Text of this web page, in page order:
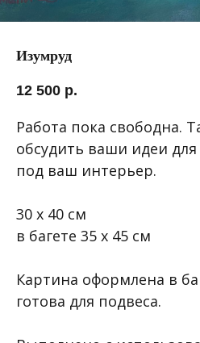
Изумруд
12 500 р.
Работа пока свободна.
обсудить ваши идеи
под ваш интерьер.
30 х 40 см
в багете 35 х 45 см
Картина оформлена в
готова для подвеса.